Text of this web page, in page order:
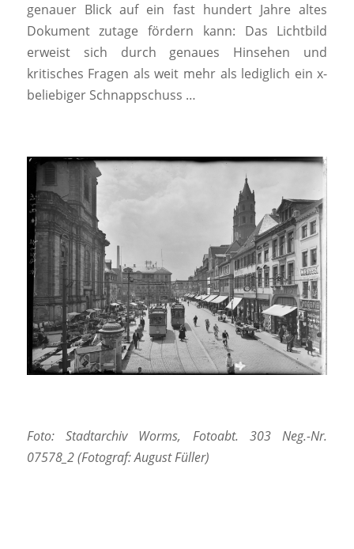
genauer Blick auf ein fast hundert Jahre altes
Dokument zutage fördern kann: Das Lichtbild
erweist sich durch genaues Hinsehen und
kritisches Fragen als weit mehr als lediglich ein x-
beliebiger Schnappschuss …
Foto: Stadtarchiv Worms, Fotoabt. 303 Neg.-Nr.
07578_2 (Fotograf: August Füller)